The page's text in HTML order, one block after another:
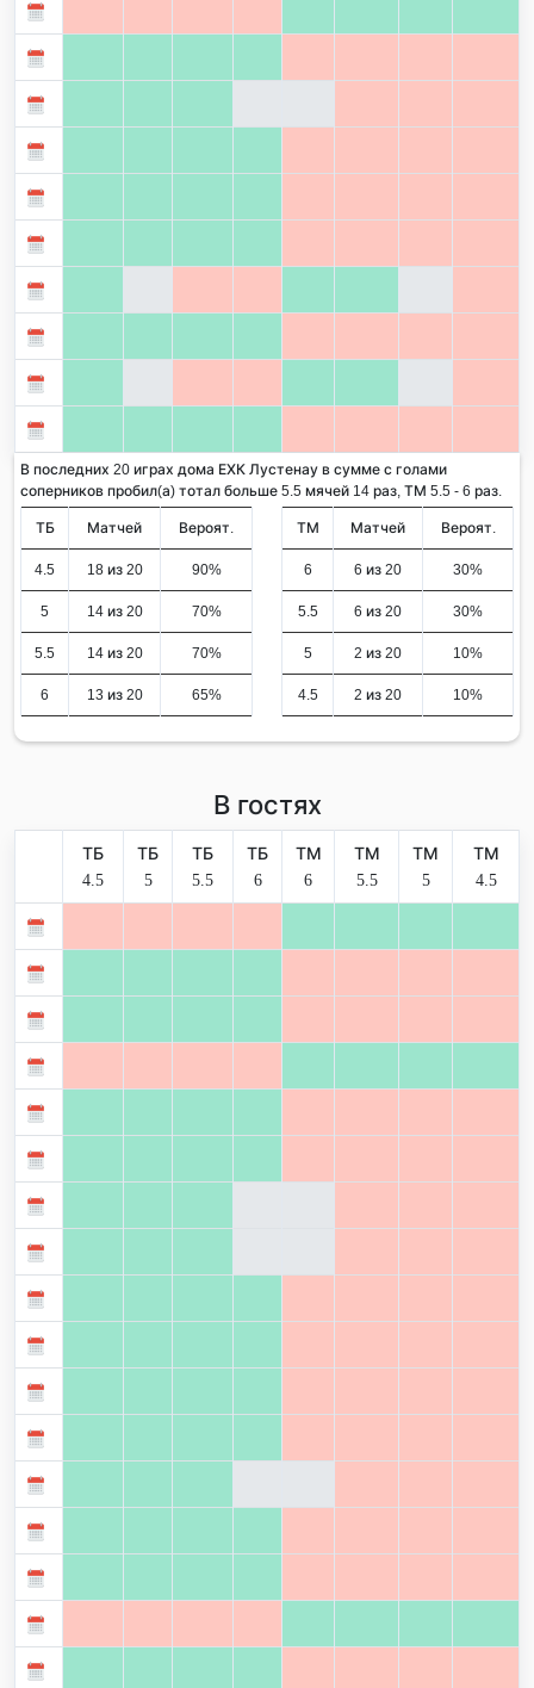
В последних 20 играх дома ЕХК Лустенау в сумме с голами
соперников пробил(а) тотал больше 5.5 мячей 14 раз, ТМ 5.5 - 6 раз.
ТБ Матчей Вероят.
4.5 18 из 20 90%
5 14 из 20 70%
5.5 14 из 20 70%
6 13 из 20 65%
ТМ Матчей Вероят.
6 6 из 20 30%
5.5 6 из 20 30%
5 2 из 20 10%
4.5 2 из 20 10%
В гостях
ТБ
4.5
ТБ
5
ТБ
5.5
ТБ
6
ТМ
6
ТМ
5.5
ТМ
5
ТМ
4.5